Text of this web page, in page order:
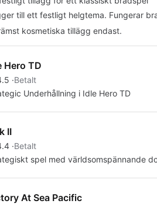
till ett festligt helgtema. Fungerar
kosmetiska tillägg endast.
Hero TD
Betalt
Underhållning i Idle Hero TD
II
Betalt
spel med världsomspännande
At Sea Pacific